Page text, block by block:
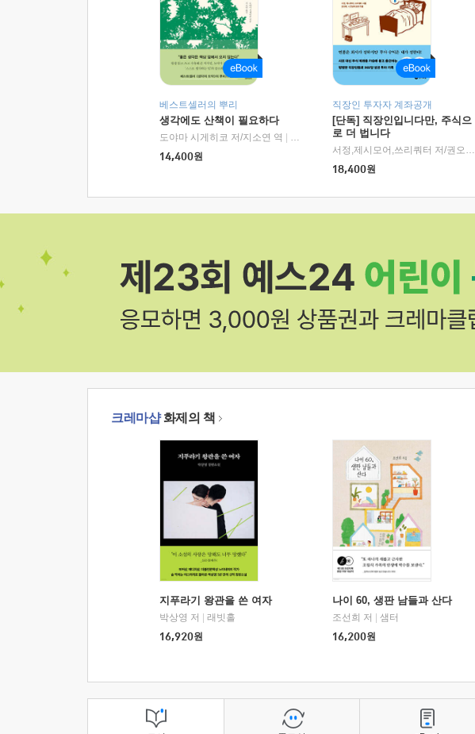
베스트셀러의 뿌리
생각에도 산책이 필요하다
도야마 시게히코 저/지소연 역
알에이치코리아(RHK)
14,400원
직장인 투자자 계좌공개
[단독] 직장인입니다만, 주식으
로 더 법니다
서정,제시모어,쓰리쿼터 저/권오태,시그널리포트 편
18,400원
크레마샵화제의 책
지푸라기 왕관을 쓴 여자
박상영 저
래빗홀
16,920원
나이 60, 생판 남들과 산다
조선희 저
샘터
16,200원